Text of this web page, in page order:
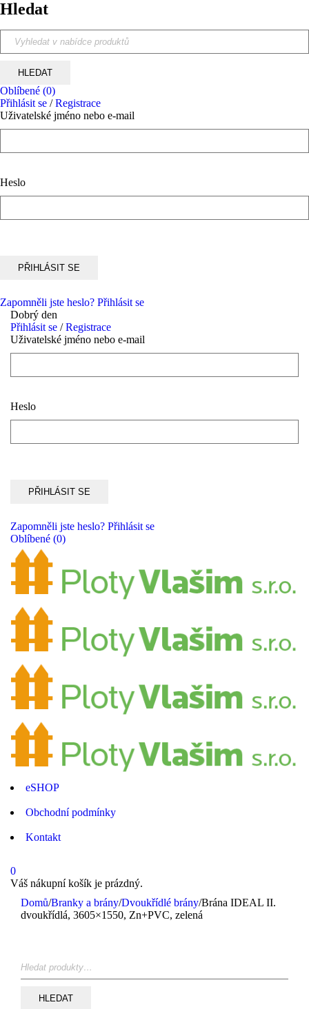
Hledat
Oblíbené (0)
Přihlásit se /Registrace
Uživatelské jméno nebo e-mail
Heslo
Zapomněli jste heslo? Přihlásit se
Dobrý den
Přihlásit se /Registrace
Uživatelské jméno nebo e-mail
Heslo
Zapomněli jste heslo? Přihlásit se
Oblíbené (0)
eSHOP
Obchodní podmínky
Kontakt
0
Váš nákupní košík je prázdný.
Domů/Branky a brány/Dvoukřídlé brány/Brána IDEAL II.
dvoukřídlá, 3605×1550, Zn+PVC, zelená
HLEDAT